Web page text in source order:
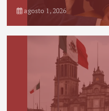
agosto 1, 2026